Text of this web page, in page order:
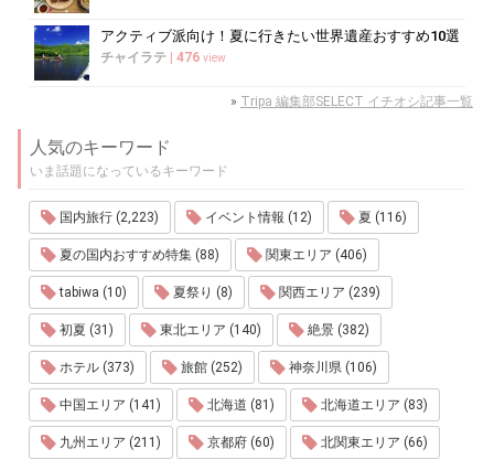
アクティブ派向け！夏に行きたい世界遺産おすすめ10選
チャイラテ 476 view
» Tripa 編集部SELECT イチオシ記事一覧
人気のキーワード
いま話題になっているキーワード
国内旅行 (2,223) イベント情報 (12) 夏 (116)
夏の国内おすすめ特集 (88) 関東エリア (406)
tabiwa (10) 夏祭り (8) 関西エリア (239)
初夏 (31) 東北エリア (140) 絶景 (382)
ホテル (373) 旅館 (252) 神奈川県 (106)
中国エリア (141) 北海道 (81) 北海道エリア (83)
九州エリア (211) 京都府 (60) 北関東エリア (66)